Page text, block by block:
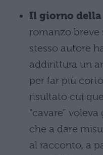
Il giorno
romanzo breve
stesso autore
addirittura un
per far più
risultato cui
“cavare”
che a dare
al racconto, a